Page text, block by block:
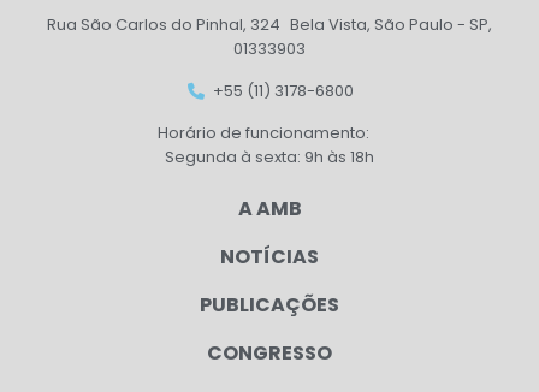
Rua São Carlos do Pinhal, 324 Bela Vista, São Paulo - SP,
01333903
+55 (11) 3178-6800
Horário de funcionamento:
Segunda à sexta: 9h às 18h
A AMB
NOTÍCIAS
PUBLICAÇÕES
CONGRESSO